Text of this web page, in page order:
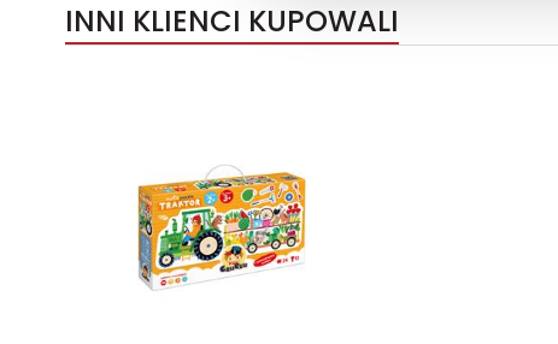
INNI KLIENCI KUPOWALI